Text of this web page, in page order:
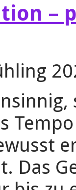
–
Das